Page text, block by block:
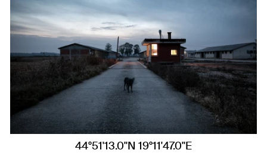
44°51'13.0"N 19°11'47.0"E